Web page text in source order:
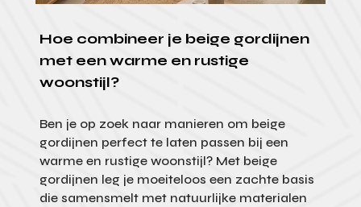
Hoe combineer je beige gordijnen
met een warme en rustige
woonstijl?
Ben je op zoek naar manieren om beige
gordijnen perfect te laten passen bij een
warme en rustige woonstijl? Met beige
gordijnen leg je moeiteloos een zachte basis
die samensmelt met natuurlijke materialen